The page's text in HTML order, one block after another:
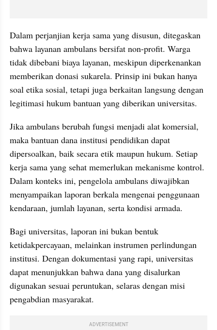
Dalam perjanjian kerja sama yang disusun, ditegaskan
bahwa layanan ambulans bersifat non-profit. Warga
tidak dibebani biaya layanan, meskipun diperkenankan
memberikan donasi sukarela. Prinsip ini bukan hanya
soal etika sosial, tetapi juga berkaitan langsung dengan
legitimasi hukum bantuan yang diberikan universitas.
Jika ambulans berubah fungsi menjadi alat komersial,
maka bantuan dana institusi pendidikan dapat
dipersoalkan, baik secara etik maupun hukum. Setiap
kerja sama yang sehat memerlukan mekanisme kontrol.
Dalam konteks ini, pengelola ambulans diwajibkan
menyampaikan laporan berkala mengenai penggunaan
kendaraan, jumlah layanan, serta kondisi armada.
Bagi universitas, laporan ini bukan bentuk
ketidakpercayaan, melainkan instrumen perlindungan
institusi. Dengan dokumentasi yang rapi, universitas
dapat menunjukkan bahwa dana yang disalurkan
digunakan sesuai peruntukan, selaras dengan misi
pengabdian masyarakat.
ADVERTISEMENT